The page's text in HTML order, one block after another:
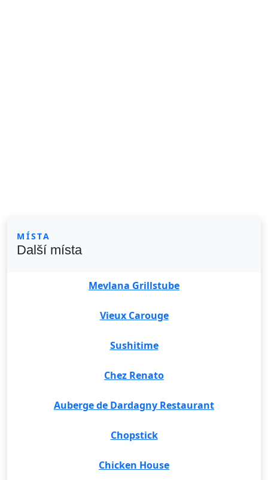
MÍSTA
Další místa
Mevlana Grillstube
Vieux Carouge
Sushitime
Chez Renato
Auberge de Dardagny Restaurant
Chopstick
Chicken House